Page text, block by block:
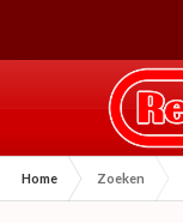
Home Zoeken